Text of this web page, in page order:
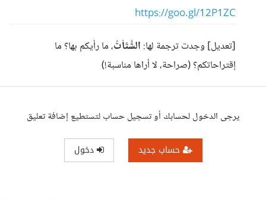
https://goo.gl/12P1ZC
[تعديل] وجدت ترجمة لها: الشَّتَاْتُ، ما رأيكم بها؟ ما
إقتراحاتكم؟ (صراحة، لا أراها مناسبة!)
يرجى الدخول لحسابك أو تسجيل حساب لتستطيع إضافة تعليق
حساب جديد دخول